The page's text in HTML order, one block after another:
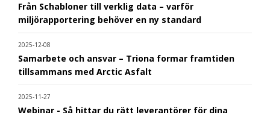
Från Schabloner till verklig data – varför
miljörapportering behöver en ny standard
2025-12-08
Samarbete och ansvar – Triona formar framtiden
tillsammans med Arctic Asfalt
2025-11-27
Webinar - Så hittar du rätt leverantörer för dina